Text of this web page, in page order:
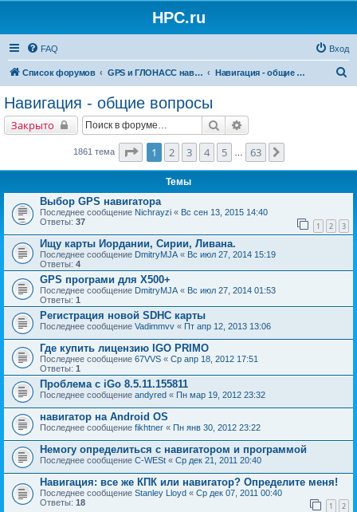
HPC.ru
FAQ Вход
Список форумов GPS и ГЛОНАСС навигация и оборудование для навигации Навигация - общие вопросы
Навигация - общие вопросы
Закрыто Поиск
1861 тема Страница1 из
1 2 3 4 5 63
Темы
Выбор GPS навигатора
Последнее сообщение Nichrayzi « Вс сен 13, 2015 14:40
Ответы: 37 1 2 3
Ищу карты Иордании, Сирии, Ливана.
Последнее сообщение DmitryMJA « Вс июл 27, 2014 15:19
Ответы: 4
GPS програми для Х500+
Последнее сообщение DmitryMJA « Вс июл 27, 2014 01:53
Ответы: 1
Регистрация новой SDHC карты
Последнее сообщение Vadimmvv « Пт апр 12, 2013 13:06
Где купить лицензию IGO PRIMO
Последнее сообщение 67VVS « Ср апр 18, 2012 17:51
Ответы: 1
Проблема с iGo 8.5.11.155811
Последнее сообщение andyred « Пн мар 19, 2012 23:32
навигатор на Android OS
Последнее сообщение fikhtner « Пн янв 30, 2012 23:22
Немогу определиться с навигатором и программой
Последнее сообщение C-WESt « Ср дек 21, 2011 20:40
Навигация: все же КПК или навигатор? Определите меня!
Последнее сообщение Stanley Lloyd « Ср дек 07, 2011 00:40
Ответы: 18 1 2